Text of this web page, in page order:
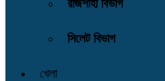
রাজশাহী বিভাগ
সিলেট বিভাগ
খেলা